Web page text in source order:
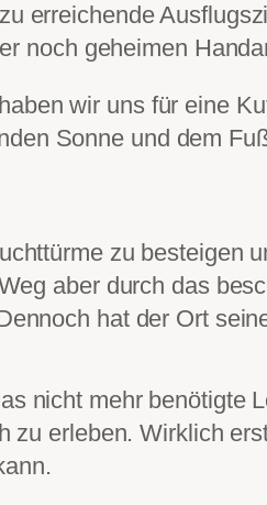
erreichende
noch geheimen
wir uns für eine
Sonne und dem
zu besteigen
aber durch das
hat der Ort
nicht mehr benötigte
zu erleben. Wirklich